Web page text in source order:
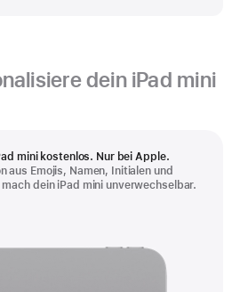
dein iPad mini
mini kostenlos. Nur bei Apple.
aus Emojis, Namen, Initialen und
dein iPad mini unverwechselbar.